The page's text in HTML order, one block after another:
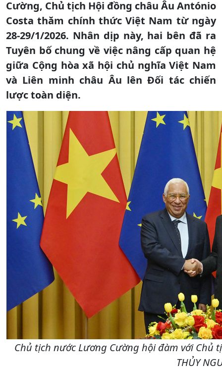
Cường, Chủ tịch Hội đồng châu Âu António
Costa thăm chính thức Việt Nam từ ngày
28-29/1/2026. Nhân dịp này, hai bên đã ra
Tuyên bố chung về việc nâng cấp quan hệ
giữa Cộng hòa xã hội chủ nghĩa Việt Nam
và Liên minh châu Âu lên Đối tác chiến
lược toàn diện.
Chủ tịch nước Lương Cường hội đàm với Chủ
THỦY